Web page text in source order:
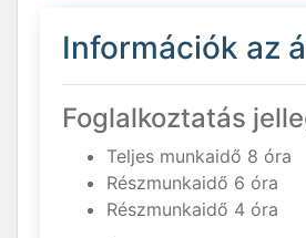
Információk az
Foglalkoztatás
Teljes munkaidő 8 óra
Részmunkaidő 6 óra
Részmunkaidő 4 óra